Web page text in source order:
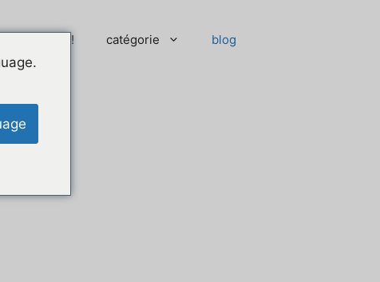
du moment ! catégorie blog